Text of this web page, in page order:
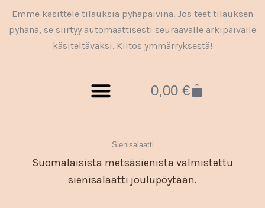
Emme käsittele tilauksia pyhäpäivinä. Jos teet tilauksen
pyhänä, se siirtyy automaattisesti seuraavalle arkipäivälle
käsiteltäväksi. Kiitos ymmärryksestä!
0,00 €Cart
Sienisalaatti
Suomalaisista metsäsienistä valmistettu
sienisalaatti joulupöytään.